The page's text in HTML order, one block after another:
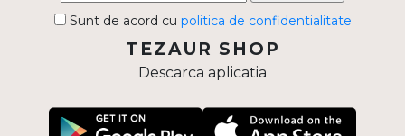
Sunt de acord cu politica de confidentialitate
TEZAUR SHOP
Descarca aplicatia